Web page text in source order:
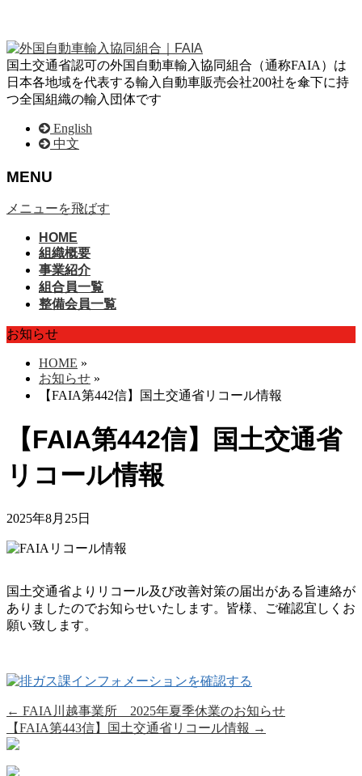
国土交通省認可の外国自動車輸入協同組合（通称FAIA）は
日本各地域を代表する輸入自動車販売会社200社を傘下に持
つ全国組織の輸入団体です
English
中文
MENU
メニューを飛ばす
HOME
組織概要
事業紹介
組合員一覧
整備会員一覧
お知らせ
HOME »
お知らせ »
【FAIA第442信】国土交通省リコール情報
【FAIA第442信】国土交通省
リコール情報
2025年8月25日
国土交通省よりリコール及び改善対策の届出がある旨連絡が
ありましたのでお知らせいたします。皆様、ご確認宜しくお
願い致します。
← FAIA川越事業所 2025年夏季休業のお知らせ
【FAIA第443信】国土交通省リコール情報 →